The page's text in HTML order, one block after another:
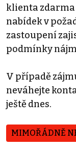
klienta
nabídek v
zastoupení
podmínky
V případě
neváhejte
ještě dnes.
MIMOŘÁDNĚ